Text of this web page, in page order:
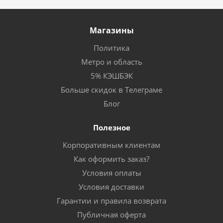
Магазины
Политика
Метро и область
5% КЭШБЭК
Больше скидок в Телеграме
Блог
Полезное
Корпоративным клиентам
Как оформить заказ?
Условия оплаты
Условия доставки
Гарантии и правила возврата
Публичная оферта